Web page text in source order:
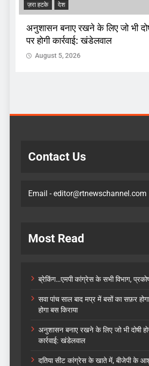
ज़रा हटके देश
अनुशासन बनाए रखने के लिए जो भी
पर होगी कार्रवाई: खंडेलवाल
August 5, 2026
Contact Us
Email - editor@rtnewschannel.com
Most Read
ब्रेकिंग…एमपी कांग्रेस के सभी विभाग,
सवा पांच साल बाद मप्र में बसों का सफ़र
होगा बस किराया
अनुशासन बनाए रखने के लिए जो भी दोषी
कार्रवाई: खंडेलवाल
दतिया सीट कांग्रेस के खाते में, बीजेपी के